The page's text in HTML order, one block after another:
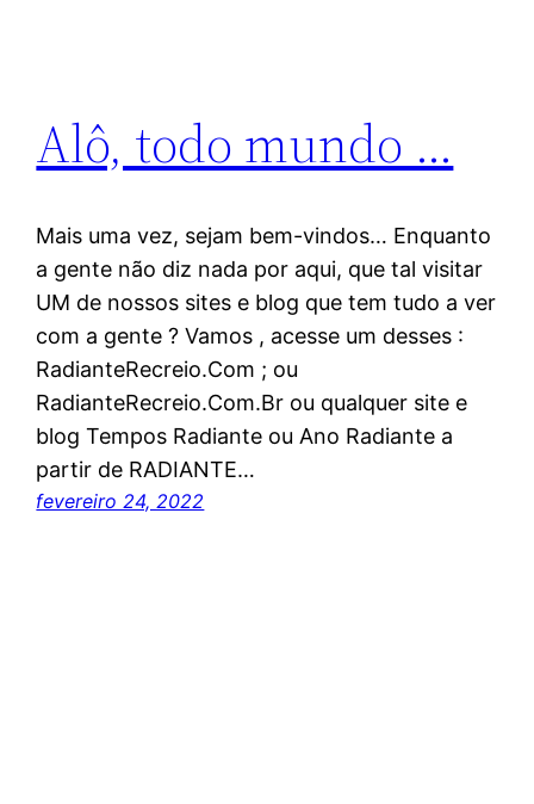
Alô, todo mundo …
Mais uma vez, sejam bem-vindos… Enquanto
a gente não diz nada por aqui, que tal visitar
UM de nossos sites e blog que tem tudo a ver
com a gente ? Vamos , acesse um desses :
RadianteRecreio.Com ; ou
RadianteRecreio.Com.Br ou qualquer site e
blog Tempos Radiante ou Ano Radiante a
partir de RADIANTE…
fevereiro 24, 2022